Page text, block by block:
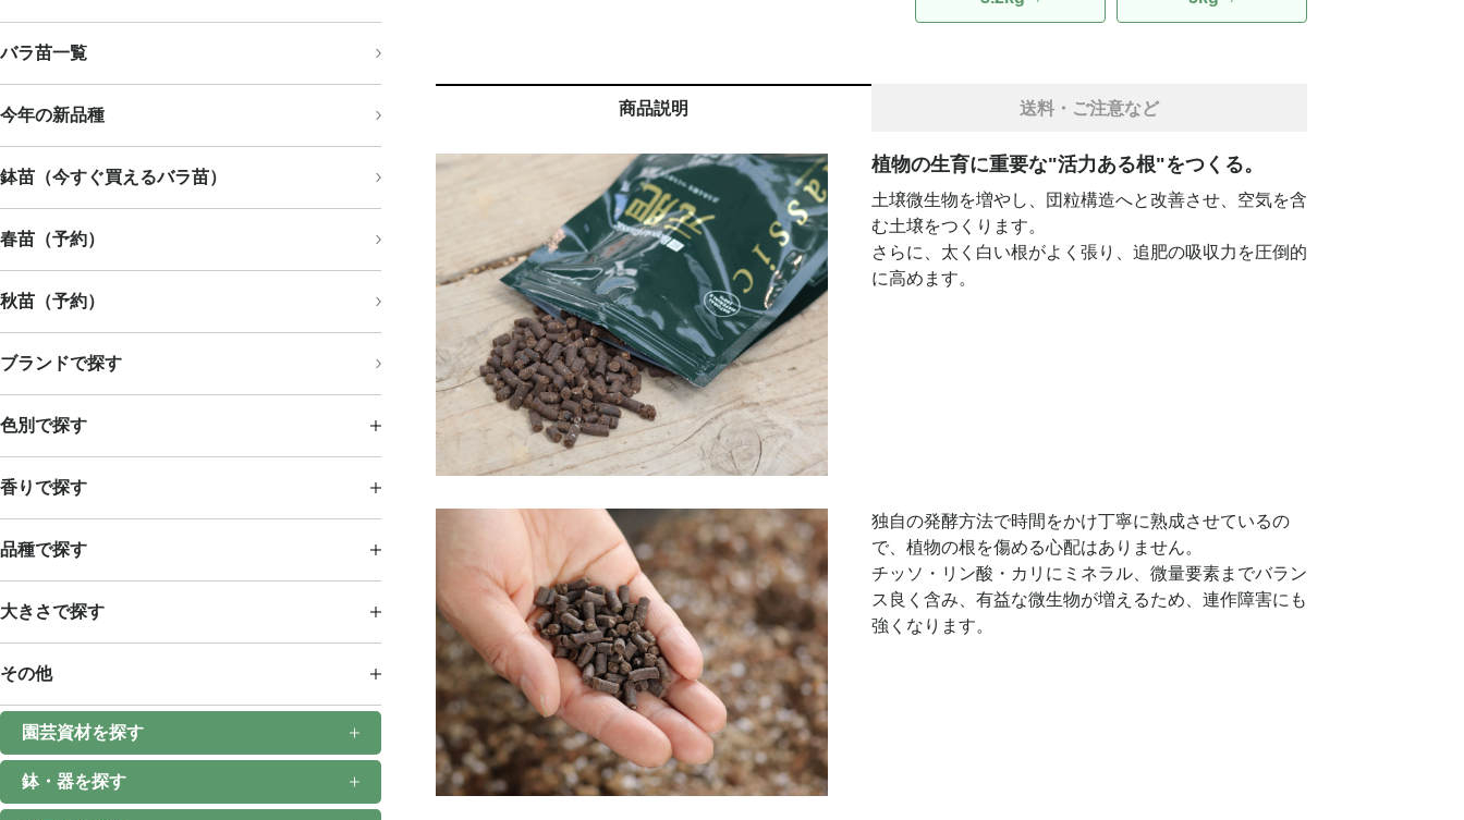
バラ苗一覧
今年の新品種
鉢苗（今すぐ買えるバラ苗）
春苗（予約）
秋苗（予約）
ブランドで探す
色別で探す
香りで探す
品種で探す
大きさで探す
その他
園芸資材を探す
鉢・器を探す
商品説明 送料・ご注意など
植物の生育に重要な"活力ある根"をつくる。
土壌微生物を増やし、団粒構造へと改善させ、空気を含
む土壌をつくります。
さらに、太く白い根がよく張り、追肥の吸収力を圧倒的
に高めます。
独自の発酵方法で時間をかけ丁寧に熟成させているの
で、植物の根を傷める心配はありません。
チッソ・リン酸・カリにミネラル、微量要素までバラン
ス良く含み、有益な微生物が増えるため、連作障害にも
強くなります。